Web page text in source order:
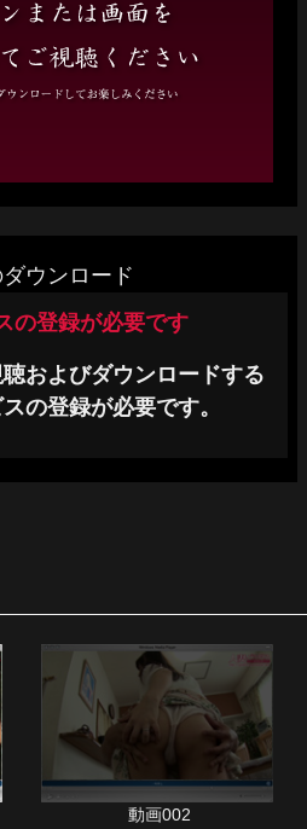
ウンロード
の登録が必要です
およびダウンロードする
の登録が必要です。